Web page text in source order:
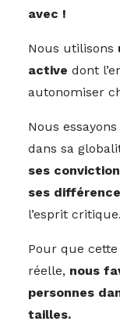
avec !
Nous utilisons
active dont
autonomiser
Nous
dans sa
ses
ses
l’esprit critique.
Pour que
réelle, nous
personnes
tailles.